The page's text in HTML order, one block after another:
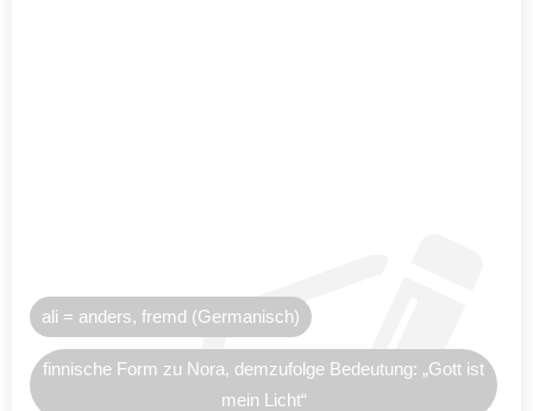
ali = anders, fremd (Germanisch)
finnische Form zu Nora, demzufolge Bedeutung: „Gott ist
mein Licht“